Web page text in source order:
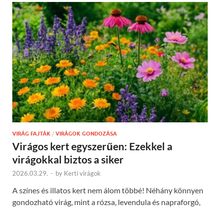
VIRÁG FAJTÁK / VIRÁGOK GONDOZÁSA
Virágos kert egyszerűen: Ezekkel a
virágokkal biztos a siker
2026.03.29. - by Kerti virágok
A színes és illatos kert nem álom többé! Néhány könnyen
gondozható virág, mint a rózsa, levendula és napraforgó,